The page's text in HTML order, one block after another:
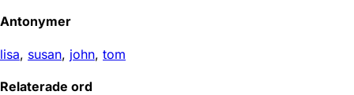
Antonymer
lisa, susan, john, tom
Relaterade ord